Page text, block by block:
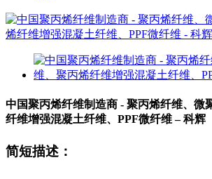
中国聚丙烯纤维制造商 - 聚丙烯纤维、微
纤维增强混凝土纤维、PPF微纤维 – 科辉
简短描述：